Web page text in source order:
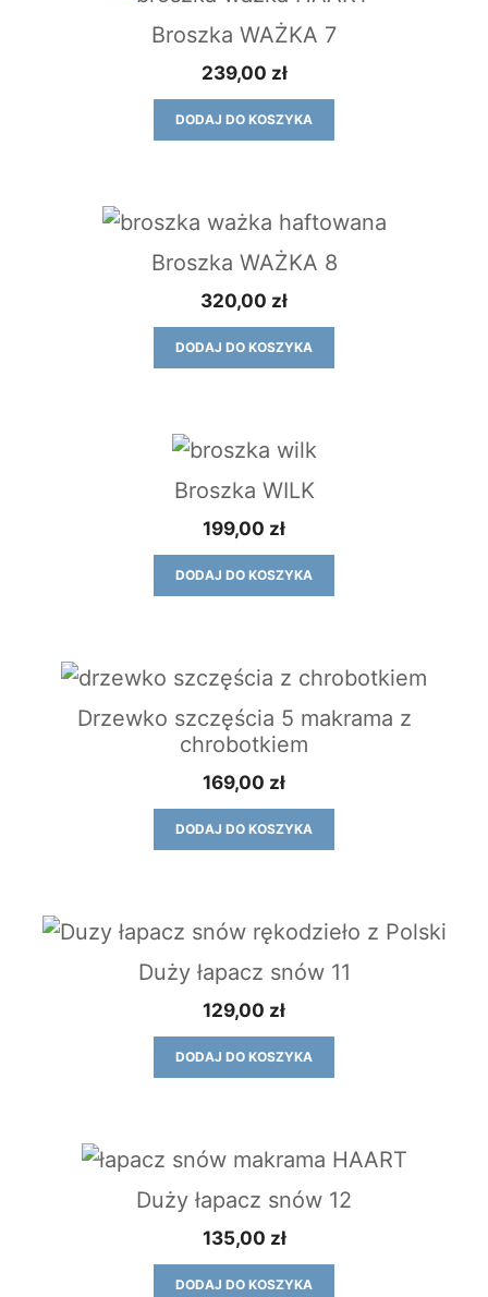
Broszka WAŻKA 7
239,00 zł
DODAJ DO KOSZYKA
Broszka WAŻKA 8
320,00 zł
DODAJ DO KOSZYKA
Broszka WILK
199,00 zł
DODAJ DO KOSZYKA
Drzewko szczęścia 5 makrama z
chrobotkiem
169,00 zł
DODAJ DO KOSZYKA
Duży łapacz snów 11
129,00 zł
DODAJ DO KOSZYKA
Duży łapacz snów 12
135,00 zł
DODAJ DO KOSZYKA